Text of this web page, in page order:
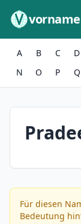
A B C D
N
O P Q
Für diesen
Bedeutung